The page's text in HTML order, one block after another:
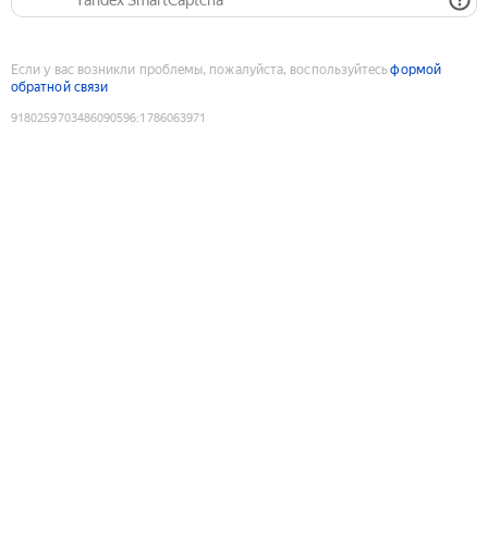
Если у вас возникли проблемы, пожалуйста, воспользуйтесьформой
обратной связи
9180259703486090596:1786063971